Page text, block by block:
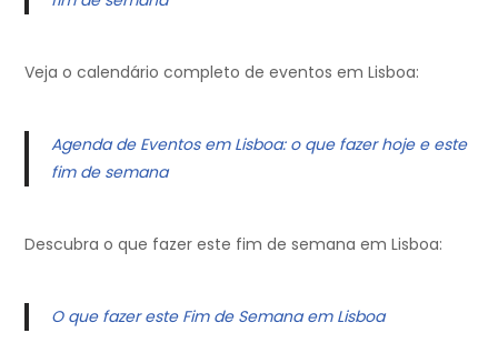
Veja o calendário completo de eventos em Lisboa:
Agenda de Eventos em Lisboa: o que fazer hoje e este
fim de semana
Descubra o que fazer este fim de semana em Lisboa:
O que fazer este Fim de Semana em Lisboa